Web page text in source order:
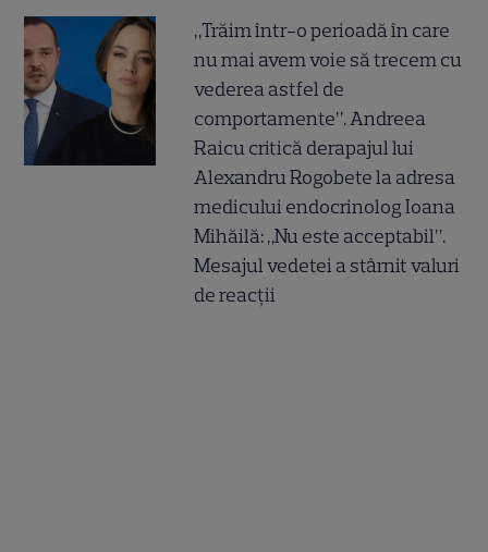
„Trăim într-o perioadă în care
nu mai avem voie să trecem cu
vederea astfel de
comportamente”. Andreea
Raicu critică derapajul lui
Alexandru Rogobete la adresa
medicului endocrinolog Ioana
Mihăilă: „Nu este acceptabil”.
Mesajul vedetei a stârnit valuri
de reacții